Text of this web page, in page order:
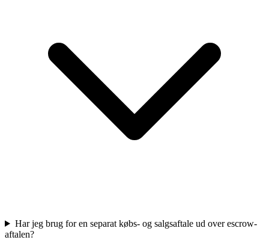
Har jeg brug for en separat købs- og salgsaftale ud over escrow-
aftalen?